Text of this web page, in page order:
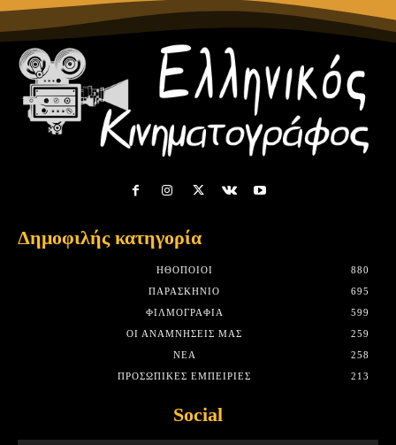
Δημοφιλής κατηγορία
HΘΟΠΟΙΟΊ
880
ΠΑΡΑΣΚΉΝΙΟ
695
ΦΙΛΜΟΓΡΑΦΊΑ
599
ΟΙ ΑΝΑΜΝΉΣΕΙΣ ΜΑΣ
259
ΝΈΑ
258
ΠΡΟΣΩΠΙΚΈΣ ΕΜΠΕΙΡΊΕΣ
213
Social